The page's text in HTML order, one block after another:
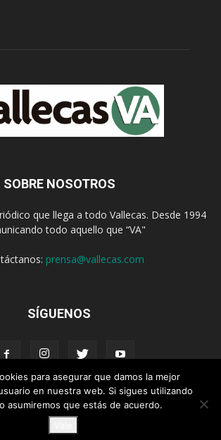
SOBRE NOSOTROS
que llega a todo Vallecas. Desde 1994
todo aquello que “VA"
prensa@vallecas.com
SÍGUENOS
Legal Política de cookies
© Vallecas VA - www.vallecas.com
para asegurar que damos la mejor
en nuestra web. Si sigues utilizando
asumiremos que estás de acuerdo.